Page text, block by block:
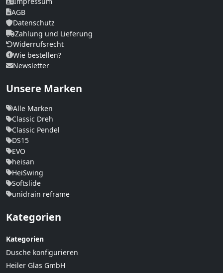
AGB
Datenschutz
Zahlung und Lieferung
Widerrufsrecht
Wie bestellen?
Newsletter
Unsere Marken
Alle Marken
Classic Dreh
Classic Pendel
DS15
EVO
heisan
HeiSwing
Softslide
unidrain reframe
Kategorien
Kategorien
Dusche konfigurieren
Heiler Glas GmbH